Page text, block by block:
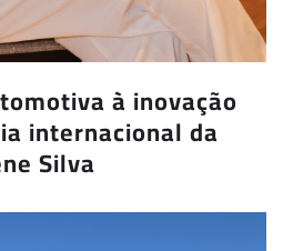
à inovação
internacional da
Silva